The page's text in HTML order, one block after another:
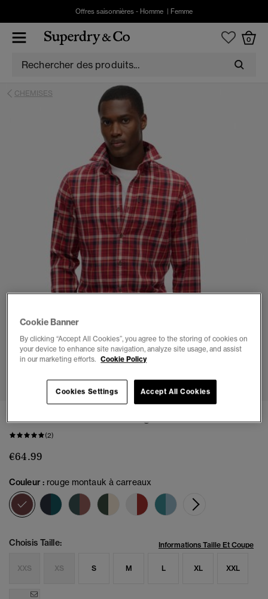
Offres saisonnières - Homme Femme
0
CHEMISES
3 4
(2)
€64.99
Couleur : rouge montauk à carreaux
sélectionné
Choisis Taille: Informations Taille Et Coupe
XXS XS S M L XL XXL
Cookie Banner
By clicking “Accept All Cookies”, you agree to the storing of cookies on
your device to enhance site navigation, analyze site usage, and assist
in our marketing efforts. Cookie Policy
Cookies Settings Accept All Cookies